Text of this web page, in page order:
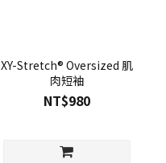
XY-Stretch® Oversized 肌
肉短袖
NT$980